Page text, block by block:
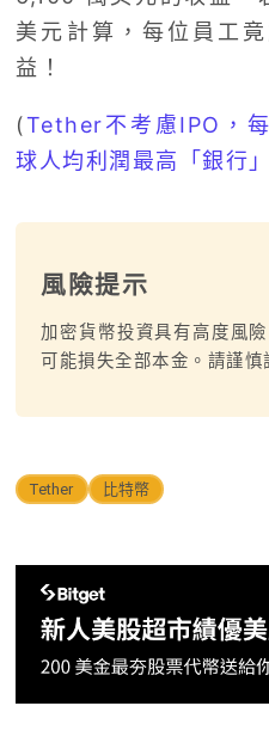
美元計算，每位員工
益！
(Tether不考慮IPO，
球人均利潤最高「銀行」
風險提示
加密貨幣投資具有高度風
可能損失全部本金。請謹慎
Tether 比特幣